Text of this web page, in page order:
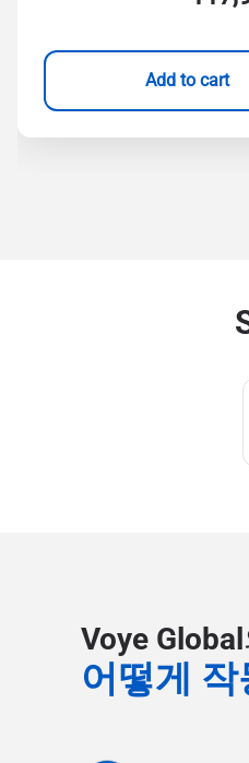
Add to cart
Voye
어떻게